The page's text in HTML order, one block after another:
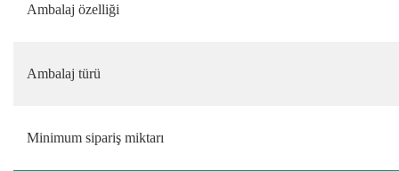
Ambalaj özelliği
Ambalaj türü
Minimum sipariş miktarı